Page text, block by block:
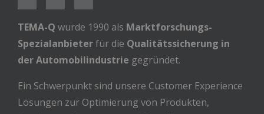
TEMA-Q wurde 1990 als Marktforschungs-
Spezialanbieterfür die Qualitätssicherung in
der Automobilindustrie gegründet.
Ein Schwerpunkt sind unsere Customer Experience
Lösungen zur Optimierung von Produkten,